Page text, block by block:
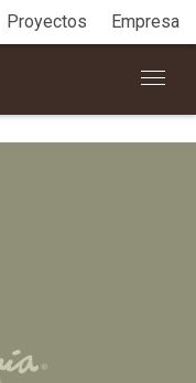
Empresa
Proyectos